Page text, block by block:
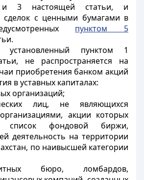
3 настоящей статьи, и
сделок с ценными бумагами в
пунктом 5
установленный пунктом 1
не распространяется на
приобретения банком акций
в уставных капиталах:
организаций;
лиц, не являющихся
акции которых
фондовой биржи,
деятельность на территории
по наивысшей категории
бюро, ломбардов,